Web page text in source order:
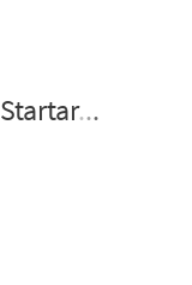
Startar...